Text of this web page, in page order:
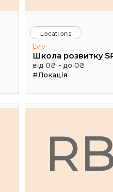
Locations
Lviv
Школа розвитку
від 0₴ - до 0₴
#Локація